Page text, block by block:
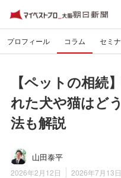
プロフィール コラム セミ
【ペットの相続
れた犬や猫はど
法も解説
山田泰平
2026年2月12日
2026年7月13日